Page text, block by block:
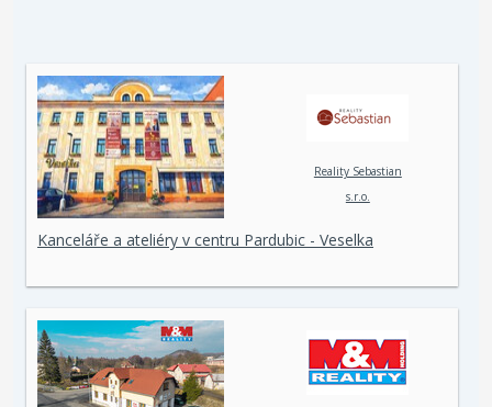
Reality Sebastian
s.r.o.
Kanceláře a ateliéry v centru Pardubic - Veselka